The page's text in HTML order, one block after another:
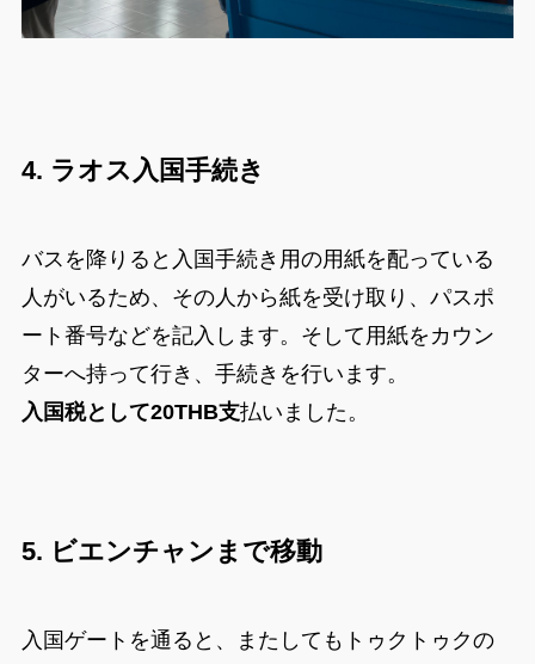
4. ラオス入国手続き
バスを降りると入国手続き用の用紙を配っている
人がいるため、その人から紙を受け取り、パスポ
ート番号などを記入します。そして用紙をカウン
ターへ持って行き、手続きを行います。
入国税として20THB支払いました。
5. ビエンチャンまで移動
入国ゲートを通ると、またしてもトゥクトゥクの